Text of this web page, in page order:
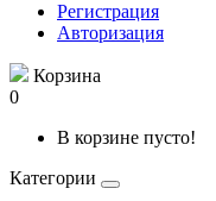
Регистрация
Авторизация
Корзина
0
В корзине пусто!
Категории